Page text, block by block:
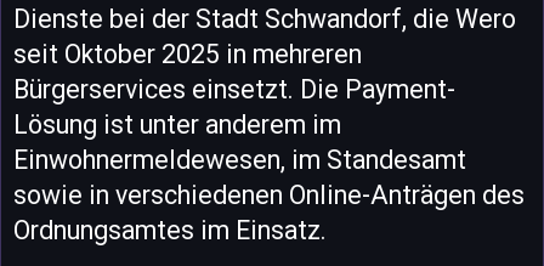
Dienste bei der Stadt Schwandorf, die Wero
seit Oktober 2025 in mehreren
Bürgerservices einsetzt. Die Payment-
Lösung ist unter anderem im
Einwohnermeldewesen, im Standesamt
sowie in verschiedenen Online-Anträgen des
Ordnungsamtes im Einsatz.